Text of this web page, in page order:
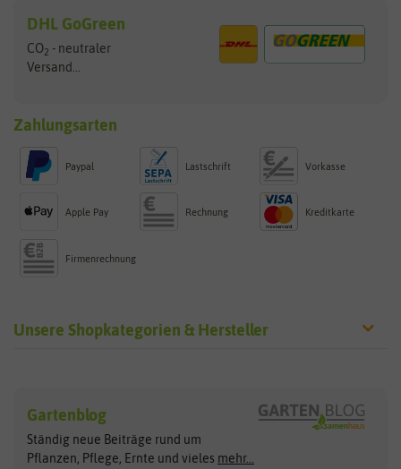
DHL GoGreen
CO2 - neutraler
Versand...
Zahlungsarten
Paypal Lastschrift Vorkasse
Apple Pay Rechnung Kreditkarte
Firmenrechnung
Unsere Shopkategorien & Hersteller
Exotische Samen
Gemüsesamen
Gründünger
Arche Noah
ASB Greenworld
Clever Pots
COMPO
Gartenblog
Ständig neue Beiträge rund um
Pflanzen, Pflege, Ernte und vieles mehr...